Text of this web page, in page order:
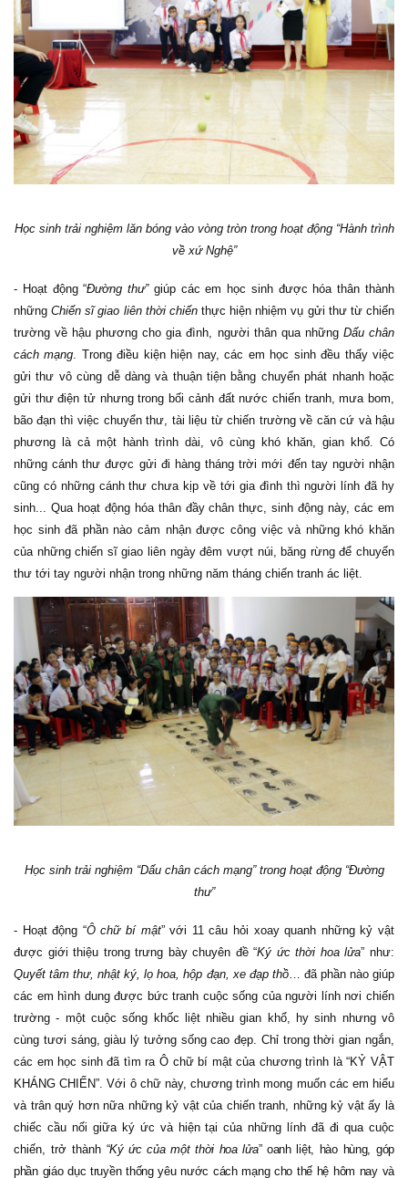
Học sinh trải nghiệm lăn bóng vào vòng tròn trong hoạt động “Hành trình
về xứ Nghệ”
- Hoạt động “Đường thư”giúp các em học sinh được hóa thân thành
nhữngChiến sĩ giao liên thời chiếnthực hiện nhiệm vụ gửi thư từ chiến
trường về hậu phương cho gia đình, người thân qua những Dấu chân
cách mạng. Trong điều kiện hiện nay, các em học sinh đều thấy việc
gửi thư vô cùng dễ dàng và thuận tiện bằng chuyển phát nhanh hoặc
gửi thư điện tử nhưng trong bối cảnh đất nước chiến tranh, mưa bom,
bão đạn thì việc chuyển thư, tài liệu từ chiến trường về căn cứ và hậu
phương là cả một hành trình dài, vô cùng khó khăn, gian khổ. Có
những cánh thư được gửi đi hàng tháng trời mới đến tay người nhận
cũng có những cánh thư chưa kịp về tới gia đình thì người lính đã hy
sinh... Qua hoạt động hóa thân đầy chân thực, sinh động này, các em
học sinh đã phần nào cảm nhận được công việc và những khó khăn
của những chiến sĩ giao liên ngày đêm vượt núi, băng rừng để chuyển
thư tới tay người nhận trong những năm tháng chiến tranh ác liệt.
Học sinh trải nghiệm “Dấu chân cách mạng” trong hoạt động “Đường
thư”
- Hoạt động “Ô chữ bí mật” với 11 câu hỏi xoay quanh những kỷ vật
được giới thiệu trong trưng bày chuyên đề “Ký ức thời hoa lửa” như:
Quyết tâm thư, nhật ký, lọ hoa, hộp đạn, xe đạp thồ… đã phần nào giúp
các em hình dung được bức tranh cuộc sống của người lính nơi chiến
trường - một cuộc sống khốc liệt nhiều gian khổ, hy sinh nhưng vô
cùng tươi sáng, giàu lý tưởng sống cao đẹp. Chỉ trong thời gian ngắn,
các em học sinh đã tìm ra Ô chữ bí mật của chương trình là “KỶ VẬT
KHÁNG CHIẾN”. Với ô chữ này, chương trình mong muốn các em hiểu
và trân quý hơn nữa những kỷ vật của chiến tranh, những kỷ vật ấy là
chiếc cầu nối giữa ký ức và hiện tại của những lính đã đi qua cuộc
chiến, trở thành “Ký ức của một thời hoa lửa” oanh liệt, hào hùng, góp
phần giáo dục truyền thống yêu nước cách mạng cho thế hệ hôm nay và